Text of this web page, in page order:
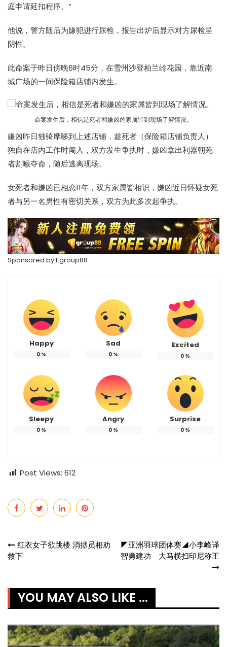
庭申请延扣程序。”
他说，警方随后为嫌犯进行尿检，报告出炉后显示对方尿检呈
阴性。
此命案于昨日傍晚6时45分，在雪州沙登柏兰岭花园，靠近南
城广场的一间保险箱店铺内发生。
命案发生后，相信是死者和嫌凶的家属皆到现场了解情况。
嫌凶昨日独骑摩哆到上述店铺，趁死者（保险箱店铺负责人）
独自在店内工作时闯入，双方发生争执时，嫌凶拿出利器朝死
者割喉夺命，随后逃离现场。
女死者和嫌凶已相恋11年，双方家属皆相识，嫌凶近日怀疑女死
者与另一名男性有密切关系，双方为此多次起争执。
Sponsored byEgroup88
Happy
0 %
Sad
0 %
Excited
0 %
Sleepy
0 %
Angry
0 %
Surprise
0 %
Post Views: 612
Post
红衣女子欲跳楼 消拯员相劝
救下
◤亚洲羽球团体赛◢小李峰译
智勇建功 大马横扫印尼称王
YOU MAY ALSO LIKE ...